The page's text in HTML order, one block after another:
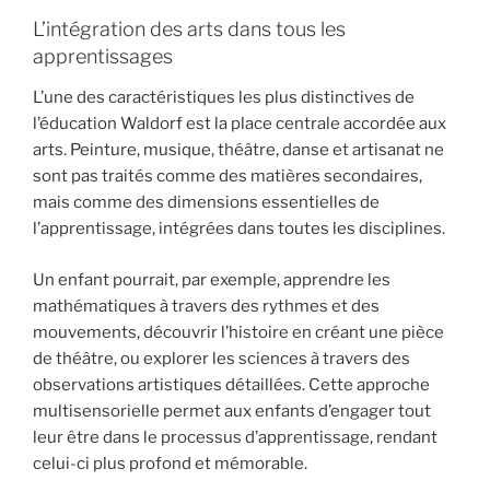
L’intégration des arts dans tous les
apprentissages
L’une des caractéristiques les plus distinctives de
l’éducation Waldorf est la place centrale accordée aux
arts. Peinture, musique, théâtre, danse et artisanat ne
sont pas traités comme des matières secondaires,
mais comme des dimensions essentielles de
l’apprentissage, intégrées dans toutes les disciplines.
Un enfant pourrait, par exemple, apprendre les
mathématiques à travers des rythmes et des
mouvements, découvrir l’histoire en créant une pièce
de théâtre, ou explorer les sciences à travers des
observations artistiques détaillées. Cette approche
multisensorielle permet aux enfants d’engager tout
leur être dans le processus d’apprentissage, rendant
celui-ci plus profond et mémorable.